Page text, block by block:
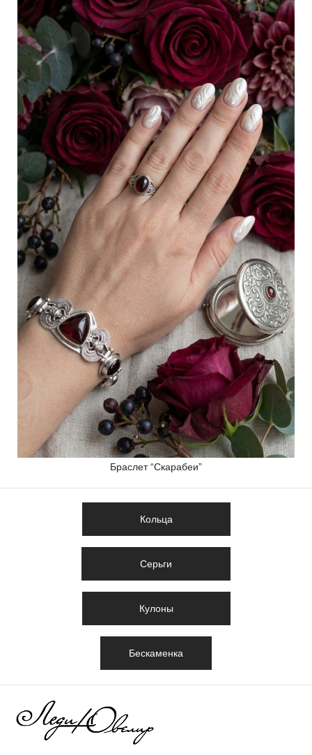
Браслет “Скарабеи”
Кольца
Серьги
Кулоны
Бескаменка